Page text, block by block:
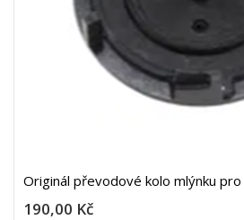
Originál převodové kolo mlýnku
190,00 Kč